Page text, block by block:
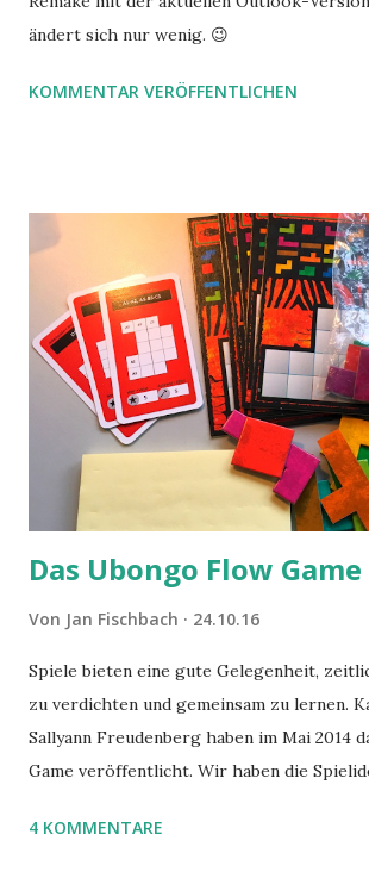
ändert sich nur wenig. 😉
KOMMENTAR VERÖFFENTLICHEN
Das Ubongo Flow Game
Von Jan Fischbach 24.10.16
Spiele bieten eine gute Gelegenheit,
zu verdichten und gemeinsam zu lernen.
Sallyann Freudenberg haben im Mai 2014
Game veröffentlicht. Wir haben die
benutzen wir Material aus Grzegorz
4 KOMMENTARE